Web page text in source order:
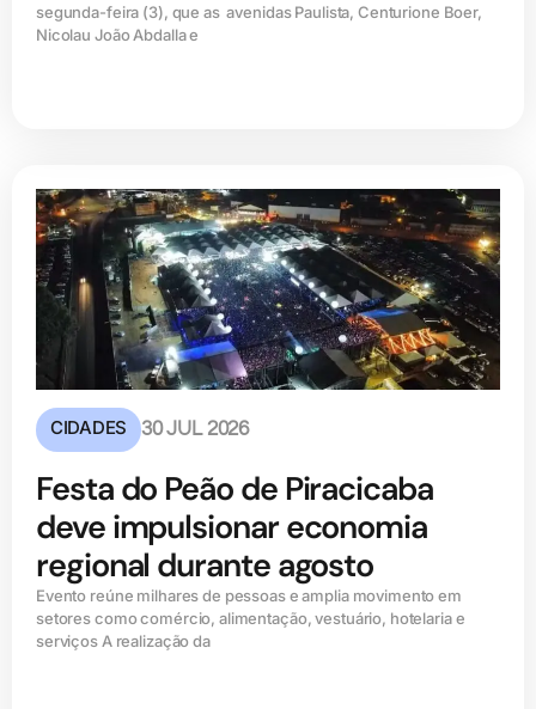
segunda-feira (3), que as avenidas Paulista, Centurione Boer,
Nicolau João Abdalla e
CIDADES 30 JUL 2026
Festa do Peão de Piracicaba
deve impulsionar economia
regional durante agosto
Evento reúne milhares de pessoas e amplia movimento em
setores como comércio, alimentação, vestuário, hotelaria e
serviços A realização da